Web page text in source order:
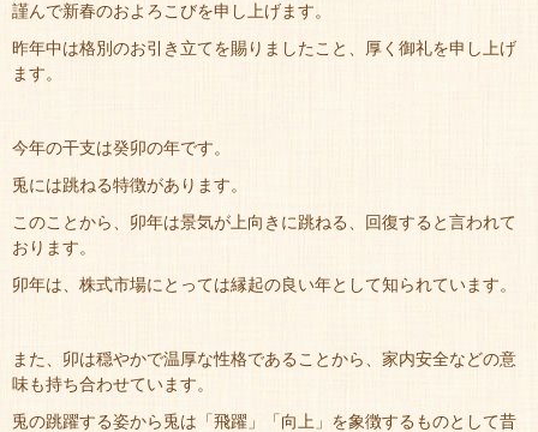
謹んで新春のおよろこびを申し上げます。
昨年中は格別のお引き立てを賜りましたこと、厚く御礼を申し上げ
ます。
今年の干支は癸卯の年です。
兎には跳ねる特徴があります。
このことから、卯年は景気が上向きに跳ねる、回復すると言われて
おります。
卯年は、株式市場にとっては縁起の良い年として知られています。
また、卯は穏やかで温厚な性格であることから、家内安全などの意
味も持ち合わせています。
兎の跳躍する姿から兎は「飛躍」「向上」を象徴するものとして昔